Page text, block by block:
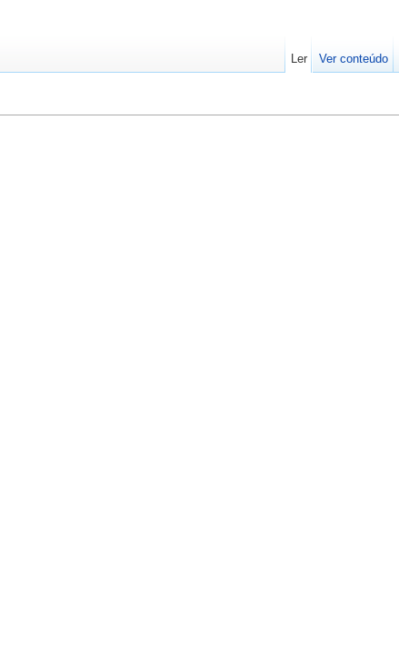
Ler Ver conteúdo